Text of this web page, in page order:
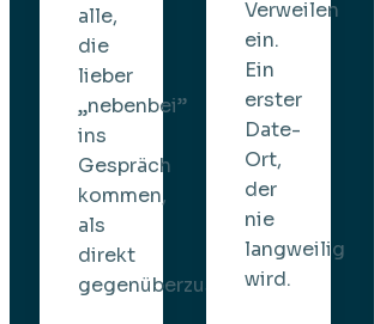
alle,
die
lieber
„nebenbei”
ins
Gespräch
kommen,
als
direkt
gegenüberzusitzen.
Verweilen
ein.
Ein
erster
Date-
Ort,
der
nie
langweilig
wird.